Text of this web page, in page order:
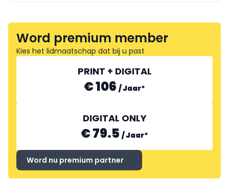
Word premium member
Kies het lidmaatschap dat bij u past
PRINT + DIGITAL
€ 106 /Jaar*
DIGITAL ONLY
€ 79.5 /Jaar*
Word nu premium partner